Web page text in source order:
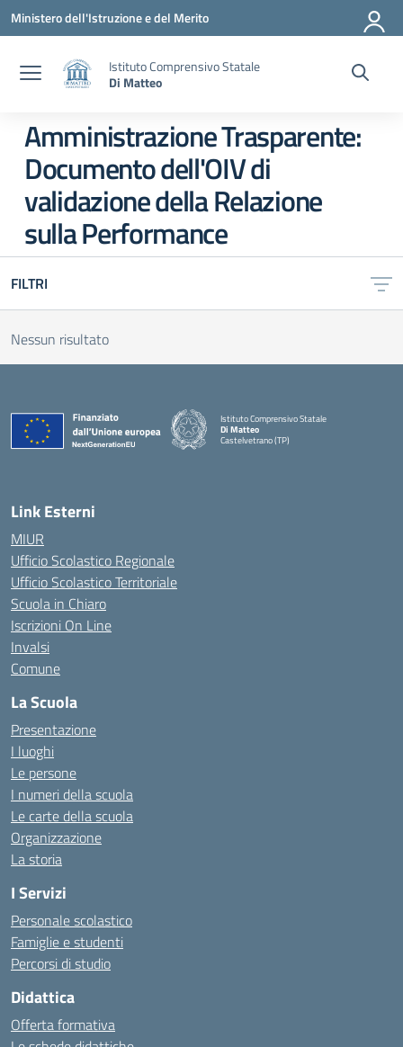
Vai ai contenuti
Vai al menu di navigazione
Vai al footer
Ministero dell'Istruzione e del Merito
Istituto Comprensivo Statale
Di Matteo
Amministrazione Trasparente:
Documento dell'OIV di
validazione della Relazione
sulla Performance
FILTRI
Nessun risultato
Istituto Comprensivo Statale
Di Matteo
Castelvetrano (TP)
Link Esterni
MIUR
Ufficio Scolastico Regionale
Ufficio Scolastico Territoriale
Scuola in Chiaro
Iscrizioni On Line
Invalsi
Comune
La Scuola
Presentazione
I luoghi
Le persone
I numeri della scuola
Le carte della scuola
Organizzazione
La storia
I Servizi
Personale scolastico
Famiglie e studenti
Percorsi di studio
Didattica
Offerta formativa